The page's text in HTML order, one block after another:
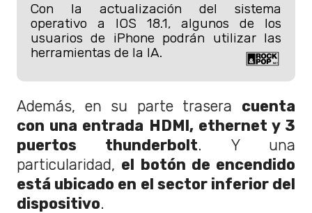
Con la actualización del sistema
operativo a IOS 18.1, algunos de los
usuarios de iPhone podrán utilizar las
herramientas de la IA.
Además, en su parte trasera cuenta
con una entrada HDMI, ethernet y 3
puertos thunderbolt. Y una
particularidad, el botón de encendido
está ubicado en el sector inferior del
dispositivo.